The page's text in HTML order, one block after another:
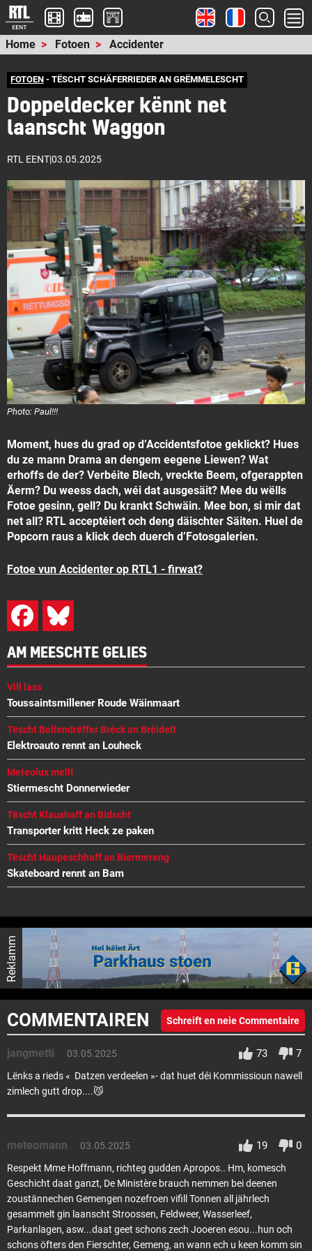
Home Fotoen Accidenter
FOTOEN- TËSCHT SCHÄFERRIEDER AN GRËMMELESCHT
Doppeldecker kënnt net
laanscht Waggon
RTL EENT|03.05.2025
Photo: Paul!!!
Moment, hues du grad op d’Accidentsfotoe geklickt? Hues
du ze mann Drama an dengem eegene Liewen? Wat
erhoffs de der? Verbéite Blech, vreckte Beem, ofgerappten
Äerm? Du weess dach, wéi dat ausgesäit? Mee du wëlls
Fotoe gesinn, gell? Du krankt Schwäin. Mee bon, si mir dat
net all? RTL acceptéiert och deng däischter Säiten. Huel de
Popcorn raus a klick dech duerch d’Fotosgalerien.
Fotoe vun Accidenter op RTL1 - firwat?
AM MEESCHTE GELIES
Vill lass
Toussaintsmillener Roude Wäinmaart
Tëscht Bollendrëffer Bréck an Bréidelt
Elektroauto rennt an Louheck
Meteolux mellt
Stiermescht Donnerwieder
Tëscht Klaushaff an Bidscht
Transporter kritt Heck ze paken
Tëscht Haupeschhaff an Biermereng
Skateboard rennt an Bam
Reklamm
COMMENTAIREN Schreift en neie Commentaire
jangmetti 03.05.2025 73 7
Lënks a rieds « Datzen verdeelen »- dat huet déi Kommissioun nawell
zimlech gutt drop....😼
meteomann 03.05.2025 19 0
Respekt Mme Hoffmann, richteg gudden Apropos.. Hm, komesch
Geschicht daat ganzt, De Ministère brauch nemmen bei deenen
zoustännechen Gemengen nozefroen vifill Tonnen all jährlech
gesammelt gin laanscht Stroossen, Feldweer, Wasserleef,
Parkanlagen, asw...daat geet schons zech Jooeren esou...hun och
schons öfters den Fierschter, Gemeng, an wann ech u keen komm sin